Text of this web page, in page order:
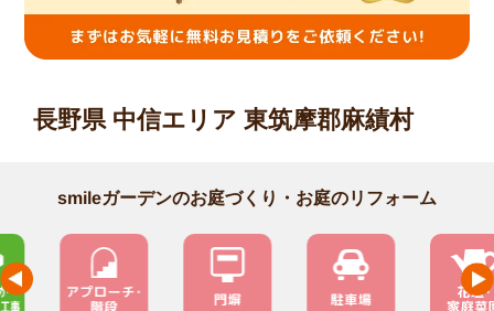
長野県 中信エリア 東筑摩郡麻績村
smileガーデンのお庭づくり・お庭のリフォーム